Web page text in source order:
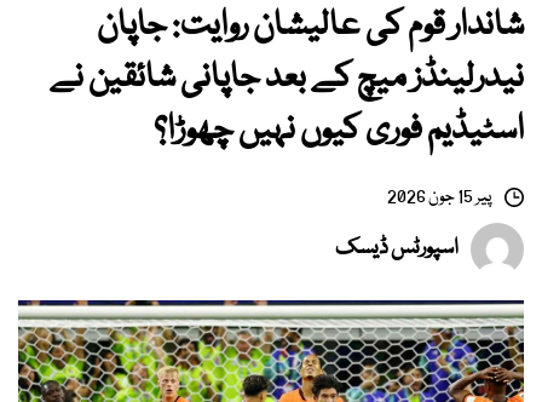
شاندار قوم کی عالیشان روایت: جاپان
نیدرلینڈز میچ کے بعد جاپانی شائقین نے
اسٹیڈیم فوری کیوں نہیں چھوڑا؟
پیر 15 جون 2026
اسپورٹس ڈیسک